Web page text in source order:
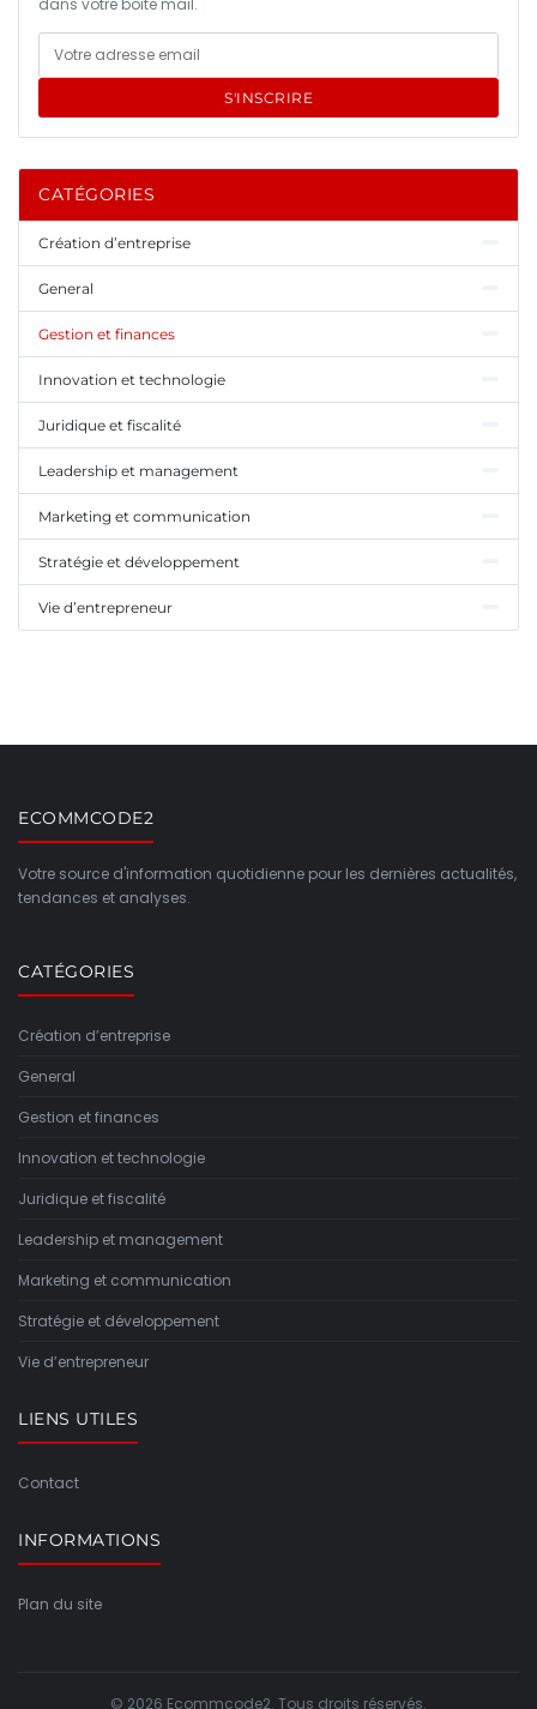
S'INSCRIRE
CATÉGORIES
Création d’entreprise
General
Gestion et finances
Innovation et technologie
Juridique et fiscalité
Leadership et management
Marketing et communication
Stratégie et développement
Vie d’entrepreneur
ECOMMCODE2
Votre source d'information quotidienne pour les dernières actualités,
tendances et analyses.
CATÉGORIES
Création d’entreprise
General
Gestion et finances
Innovation et technologie
Juridique et fiscalité
Leadership et management
Marketing et communication
Stratégie et développement
Vie d’entrepreneur
LIENS UTILES
Contact
INFORMATIONS
Plan du site
© 2026 Ecommcode2. Tous droits réservés.